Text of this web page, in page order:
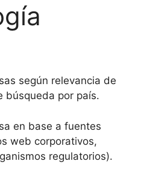
según relevancia de
búsqueda por país.
en base a fuentes
web corporativos,
regulatorios).